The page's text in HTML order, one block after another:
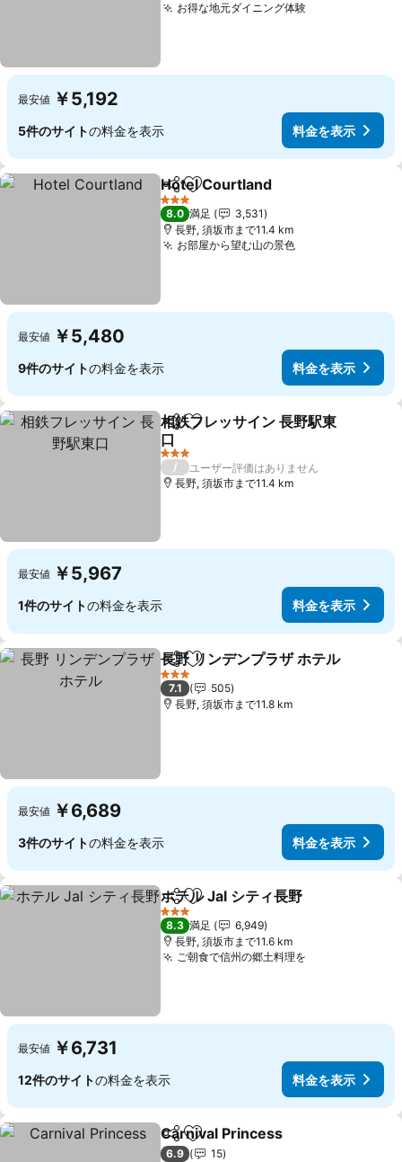
お得な地元ダイニング体験料金を表示
最安値 ￥5,192
5件のサイトの料金を表示 料金を表示
シェアお気に入りに追加
Hotel Courtland
3 ホテルのランク
8.0 満足
3,531
長野, 須坂市まで11.4 km
お部屋から望む山の景色料金を表示
最安値 ￥5,480
9件のサイトの料金を表示 料金を表示
シェアお気に入りに追加
相鉄フレッサイン 長野駅東
口
料金を表示
3 ホテルのランク
/
ユーザー評価はありません
長野, 須坂市まで11.4 km
最安値 ￥5,967
1件のサイトの料金を表示 料金を表示
シェアお気に入りに追加
長野 リンデンプラザ ホテル
3 ホテルのランク
7.1
505
長野, 須坂市まで11.8 km
最安値 ￥6,689
3件のサイトの料金を表示 料金を表示
シェアお気に入りに追加
ホテル Jal シティ長野
3 ホテルのランク
8.3 満足
6,949
長野, 須坂市まで11.6 km
ご朝食で信州の郷土料理を
最安値 ￥6,731
12件のサイトの料金を表示 料金を表示
シェアお気に入りに追加
Carnival Princess
6.9 15